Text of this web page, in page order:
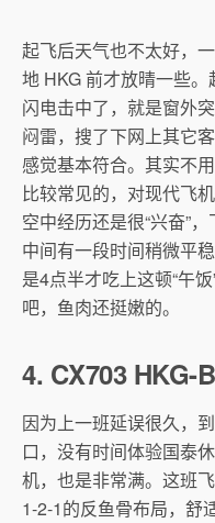
起飞后天气也不太好，
地 HKG 前才放晴一些
闪电击中了，就是窗外
闷雷，搜了下网上其它
感觉基本符合。其实不
比较常见的，对现代飞
空中经历还是很“兴奋”
中间有一段时间稍微平
是4点半才吃上这顿“午
吧，鱼肉还挺嫩的。
4. CX703 HKG-
因为上一班延误很久，
口，没有时间体验国泰
机，也是非常满。这班
1-2-1的反鱼骨布局，舒